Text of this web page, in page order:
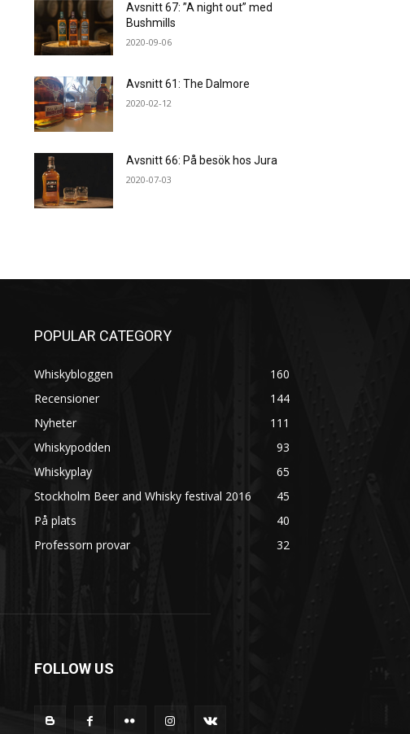
Avsnitt 67: ”A night out” med
Bushmills
2020-09-06
Avsnitt 61: The Dalmore
2020-02-12
Avsnitt 66: På besök hos Jura
2020-07-03
POPULAR CATEGORY
Whiskybloggen
160
Recensioner
144
Nyheter
111
Whiskypodden
93
Whiskyplay
65
Stockholm Beer and Whisky festival 2016
45
På plats
40
Professorn provar
32
FOLLOW US